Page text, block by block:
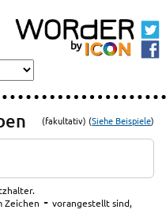
(fakultativ) (Siehe Beispiele)
Zeichen - vorangestellt sind,